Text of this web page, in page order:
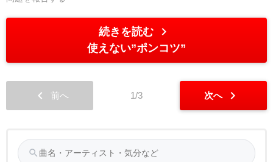
続きを読む chevron_right
使えない”ポンコツ”
chevron_left 前へ 1/3 次へ chevron_right
search